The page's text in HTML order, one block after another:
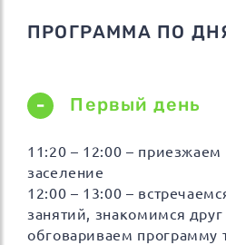
ПРОГРАММА ПО
Первый день
11:20 – 12:00 –
заселение
12:00 – 13:00 –
занятий, знакомимся
обговариваем программу